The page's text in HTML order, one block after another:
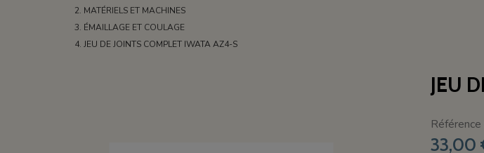
MATÉRIELS ET MACHINES
ÉMAILLAGE ET COULAGE
JEU DE JOINTS COMPLET IWATA AZ4-S
JEU
33,00